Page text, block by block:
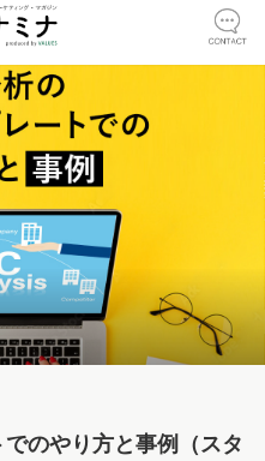
のやり方と事例（スタ